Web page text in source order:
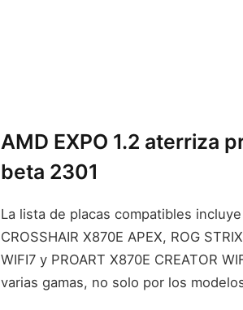
AMD EXPO 1.2 aterriza
beta 2301
La lista de placas compatibles incluye
CROSSHAIR X870E APEX, ROG
WIFI7 y PROART X870E CREATOR
varias gamas, no solo por los